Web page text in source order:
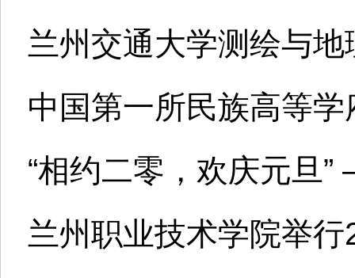
兰州交通大学测绘与
中国第一所民族高等
“相约二零，欢庆元旦
兰州职业技术学院举